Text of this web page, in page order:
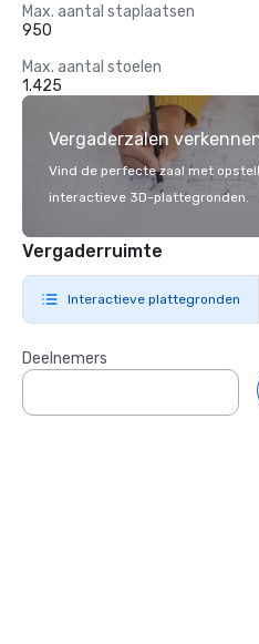
Max. aantal staplaatsen
950
Max. aantal stoelen
1.425
Vergaderzalen
Vind de perfecte zaal met
interactieve 3D-plattegronden.
Vergaderruimte
Interactieve plattegronden
Deelnemers